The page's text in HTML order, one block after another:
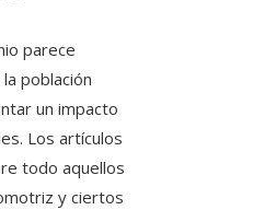
parece
población
un impacto
Los artículos
todo aquellos
y ciertos